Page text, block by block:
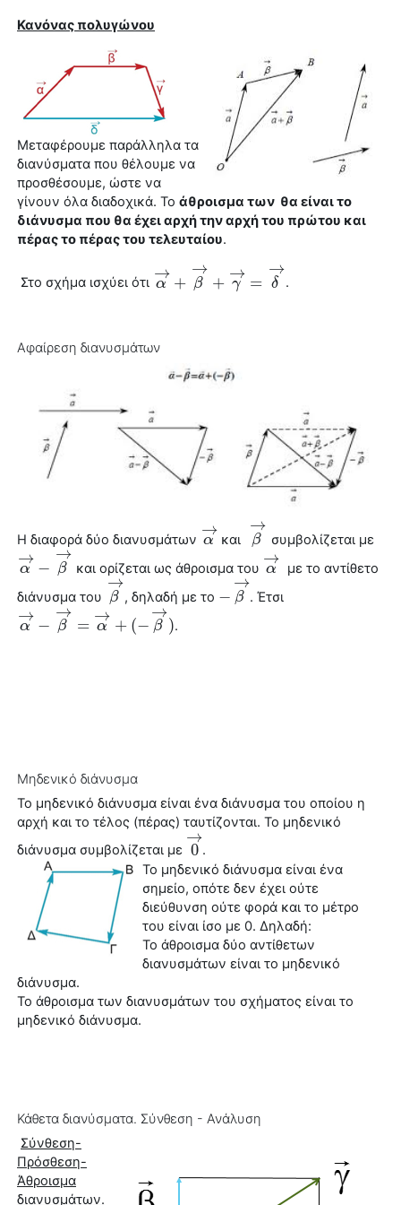
Κανόνας πολυγώνου
Μεταφέρουμε παράλληλα τα
διανύσματα που θέλουμε να
προσθέσουμε, ώστε να
γίνουν όλα διαδοχικά. Το άθροισμα των θα είναι το
διάνυσμα που θα έχει αρχή την αρχή του πρώτου και
πέρας το πέρας του τελευταίου.
Στο σχήμα ισχύει ότι α
→ + β
→
+ γ
→ = δ
→
α→ +β →+ γ→ =δ → .
Αφαίρεση διανυσμάτων
Η διαφορά δύο διανυσμάτων α
→
α→ και β
→
β→ συμβολίζεται με
α
→ − β
→
α→ −β → και ορίζεται ως άθροισμα του α
→
α→
με το αντίθετο
διάνυσμα του β
→
β→, δηλαδή με το − β
→
−β→ . Έτσι
α
→ − β
→
= α
→ + (− β
→
)
α→ −β →= α→ +( −β→ ) .
Μηδενικό διάνυσμα
Το μηδενικό διάνυσμα είναι ένα διάνυσμα του οποίου η
αρχή και το τέλος (πέρας) ταυτίζονται. Το μηδενικό
διάνυσμα συμβολίζεται με 0
→
0→.
Το μηδενικό διάνυσμα είναι ένα
σημείο, οπότε δεν έχει ούτε
διεύθυνση ούτε φορά και το μέτρο
του είναι ίσο με 0. Δηλαδή:
Το άθροισμα δύο αντίθετων
διανυσμάτων είναι το μηδενικό
διάνυσμα.
Το άθροισμα των διανυσμάτων του σχήματος είναι το
μηδενικό διάνυσμα.
Κάθετα διανύσματα. Σύνθεση - Ανάλυση
Σύνθεση-
Πρόσθεση-
Άθροισμα
διανυσμάτων.